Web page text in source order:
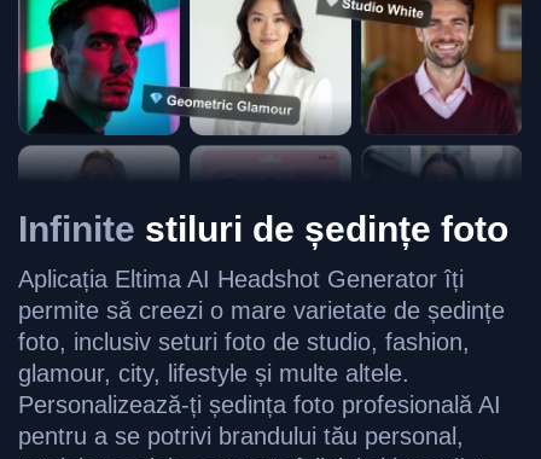
Infinite stiluri de ședințe foto
Aplicația Eltima AI Headshot Generator îți
permite să creezi o mare varietate de ședințe
foto, inclusiv seturi foto de studio, fashion,
glamour, city, lifestyle și multe altele.
Personalizează-ți ședința foto profesională AI
pentru a se potrivi brandului tău personal,